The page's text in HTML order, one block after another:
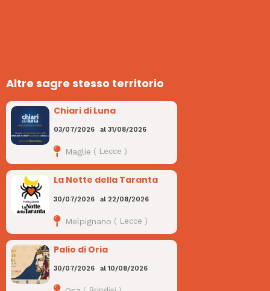
Altre sagre stesso territorio
Chiari di Luna
03/07/2026 al31/08/2026
Maglie ( Lecce )
La Notte della Taranta
30/07/2026 al 22/08/2026
Melpignano ( Lecce )
Palio di Oria
30/07/2026 al10/08/2026